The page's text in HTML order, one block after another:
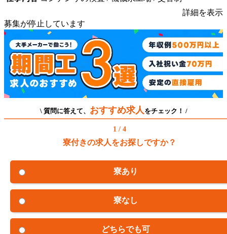
詳細を表示
募集が停止しています
\ 質問に答えて、 おすすめ求人 をチェック！ /
1 / 4
寮付きの求人をお探しですか？
寮あり
寮なし
どちらでも可